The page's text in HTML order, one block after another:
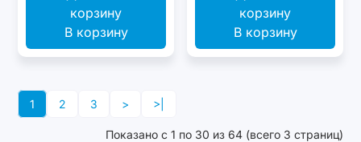
В корзину В корзину
1 2 3 > >|
Показано с 1 по 30 из 64 (всего 3 страниц)